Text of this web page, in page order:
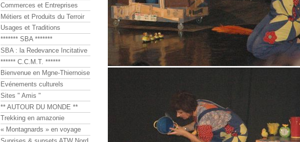
Commerces et Entreprises
Métiers et Produits du Terroir
Usages et Traditions
******* SBA *******
SBA : la Redevance Incitative
****** C.C.M.T. ******
Bienvenue en Mgne-Thiernoise
Evénements culturels
Sites " Amis "
** AUTOUR DU MONDE **
Trekking en amazonie
« Montagnards » en voyage